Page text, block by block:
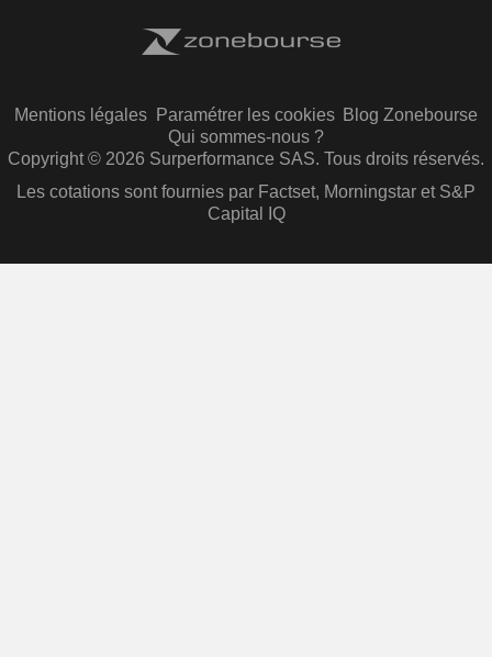
Mentions légales Paramétrer les cookies Blog Zonebourse
Qui sommes-nous ?
Copyright © 2026 Surperformance SAS. Tous droits réservés.
Les cotations sont fournies par Factset, Morningstar et S&P
Capital IQ